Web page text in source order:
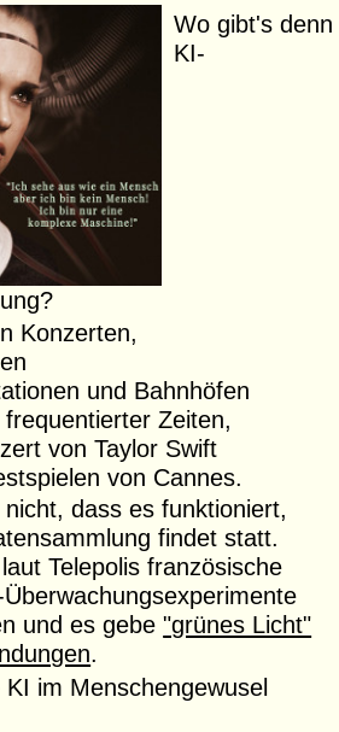
Wo gibt's denn
KI-
Konzerten,
und Bahnhöfen
Zeiten,
von Taylor Swift
von Cannes.
dass es funktioniert,
findet statt.
Telepolis französische
und es gebe"grünes Licht"
.
im Menschengewusel